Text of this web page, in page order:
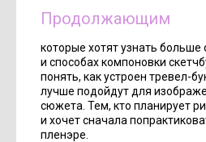
Продолжающим
которые хотят узнать больше
и способах компоновки
понять, как устроен тревел-
лучше подойдут для
сюжета. Тем, кто планирует
и хочет сначала
пленэре.